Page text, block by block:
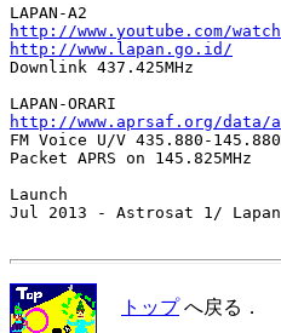
http://www.youtube.com/
http://www.lapan.go.id/
Downlink 437.425MHz
http://www.aprsaf.org/data/
FM Voice U/V 435.880-
Packet APRS on 145.825MHz
Launch
Jul 2013 - Astrosat 1/
トップへ戻る．